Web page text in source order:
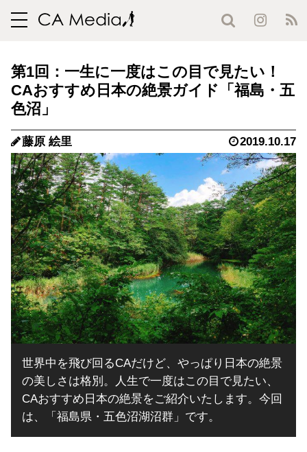
toggle
第1回：一生に一度はこの目で見たい！
CAおすすめ日本の絶景ガイド「福島・五
色沼」
藤原 絵里 2019.10.17
世界中を飛び回るCAだけど、やっぱり日本の絶景
の美しさは格別。人生で一度はこの目で見たい、
CAおすすめ日本の絶景をご紹介いたします。今回
は、「福島県・五色沼湖沼群」です。